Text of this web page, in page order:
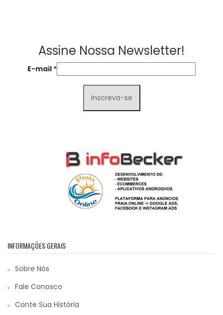
Assine Nossa Newsletter!
E-mail *
INFORMAÇÕES GERAIS
Sobre Nós
Fale Conosco
Conte Sua História